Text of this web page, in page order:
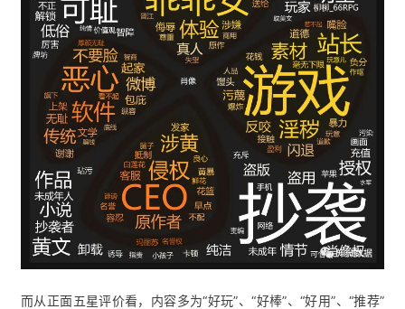
而从正面五星评价看，内容多为“好玩”、“好棒”、“好用”、“推荐”